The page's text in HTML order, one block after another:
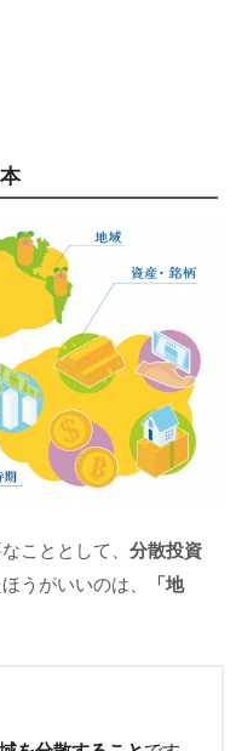
こととして、 分散投資
うがいいのは、
「地